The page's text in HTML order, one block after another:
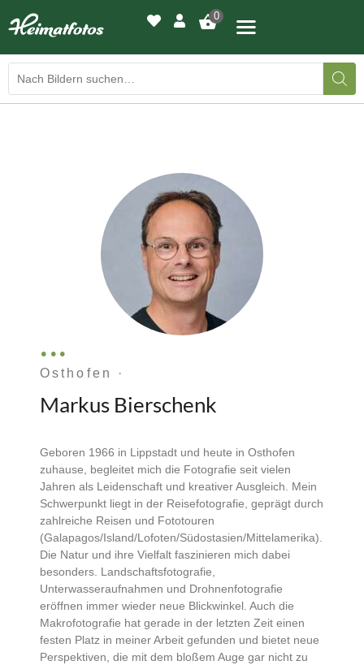
0
DRUCKQUALITÄTEN
LED-LEUCHTBILDER
WIR DRUCKEN IHR BILD
AUSSTELLUNGEN
HEIMATLICHTER
Osthofen ·
Markus Bierschenk
Geboren 1966 in Lippstadt und heute in Osthofen
zuhause, begleitet mich die Fotografie seit vielen
Jahren als Leidenschaft und kreativer Ausgleich. Mein
Schwerpunkt liegt in der Reisefotografie, geprägt durch
zahlreiche Reisen und Fototouren
(Galapagos/Island/Lofoten/Südostasien/Mittelamerika).
Die Natur und ihre Vielfalt faszinieren mich dabei
besonders. Landschaftsfotografie,
Unterwasseraufnahmen und Drohnenfotografie
eröffnen immer wieder neue Blickwinkel. Auch die
Makrofotografie hat gerade in der letzten Zeit einen
festen Platz in meiner Arbeit gefunden und bietet neue
Perspektiven, die mit dem bloßem Auge gar nicht zu